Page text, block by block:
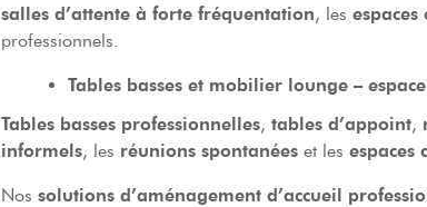
salles d’attente à forte fréquentation, les espaces
professionnels.
Tables basses et mobilier lounge –
Tables basses professionnelles, tables d’appoint,
informels, les réunions spontanéeset les espaces
Nos solutions d’aménagement d’accueil